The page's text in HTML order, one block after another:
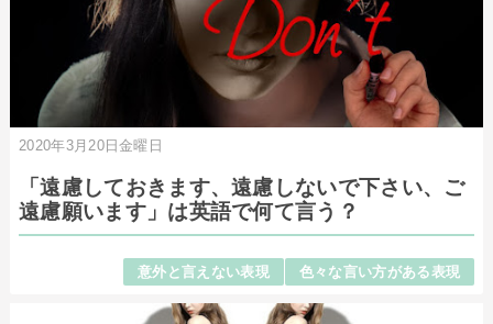
2020年3月20日金曜日
「遠慮しておきます、遠慮しないで下さい、ご
遠慮願います」は英語で何て言う？
意外と言えない表現 色々な言い方がある表現